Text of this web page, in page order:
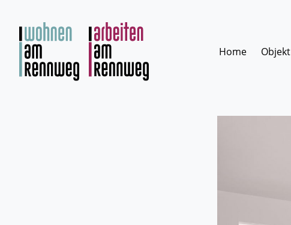
springen
Home
Objekt